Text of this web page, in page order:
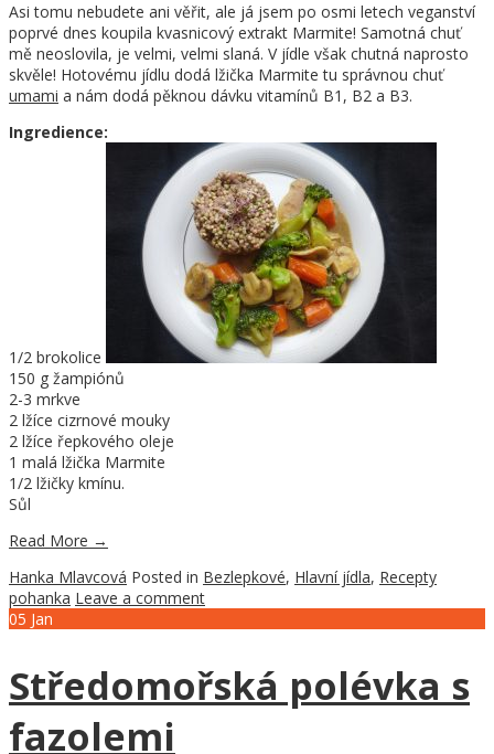
Asi tomu nebudete ani věřit, ale já jsem po osmi letech veganství
poprvé dnes koupila kvasnicový extrakt Marmite! Samotná chuť
mě neoslovila, je velmi, velmi slaná. V jídle však chutná naprosto
skvěle! Hotovému jídlu dodá lžička Marmite tu správnou chuť
umami a nám dodá pěknou dávku vitamínů B1, B2 a B3.
Ingredience:
1/2 brokolice
150 g žampiónů
2-3 mrkve
2 lžíce cizrnové mouky
2 lžíce řepkového oleje
1 malá lžička Marmite
1/2 lžičky kmínu.
Sůl
Read More →
Hanka Mlavcová Posted in Bezlepkové, Hlavní jídla, Recepty
pohanka Leave a comment
05 Jan
Středomořská polévka s
fazolemi